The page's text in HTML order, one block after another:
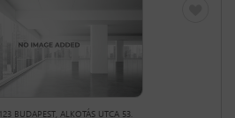
BUDAPEST, ALKOTÁS UTCA 53.